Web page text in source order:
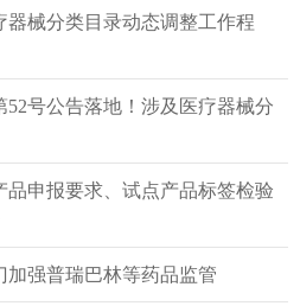
批检验记录、偏差调查记录等
有人。持有人在上市放行时，
关键生产记录和偏差控制情况
与受托生产产品相关的批生产
应当积极配合持有人定期开展
有人所在地省级药品监督管理
瞒真实情况或者提供虚假材
问题应当及时整改。持有人对
用成本高昂、使用频次较少的
托受托生产企业开展稳定性考
照药品GMP要求开展留样和稳
企业开展留样和稳定性考察工
托生产企业的监督和审核。
托生产企业接受多个持有人委
理确定受托生产品种数量，强
溯，《公告》强调，受托生产
器械分类目录动态调整工作程
52号公告落地！涉及医疗器械分
申报要求、试点产品标签检验
强普瑞巴林等药品监管